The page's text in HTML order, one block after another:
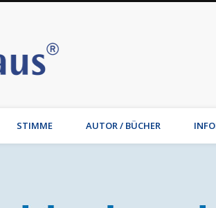
Stimmhaus |
Wirtschaftsmediation, Familienmediation,
STIMME AUTOR / BÜCHER